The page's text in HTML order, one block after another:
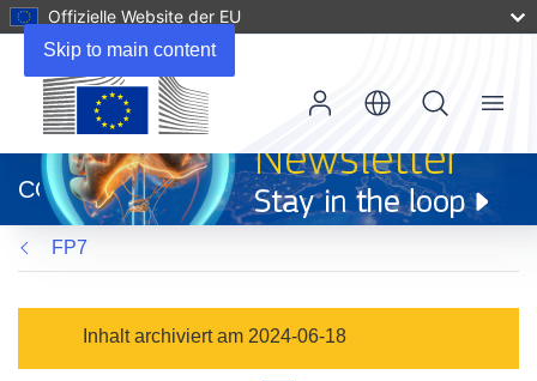
Skip to main content
Offizielle Website der EU
neuem
Fenster)
CORDIS
Menu
FP7
Inhalt archiviert am 2024-06-18